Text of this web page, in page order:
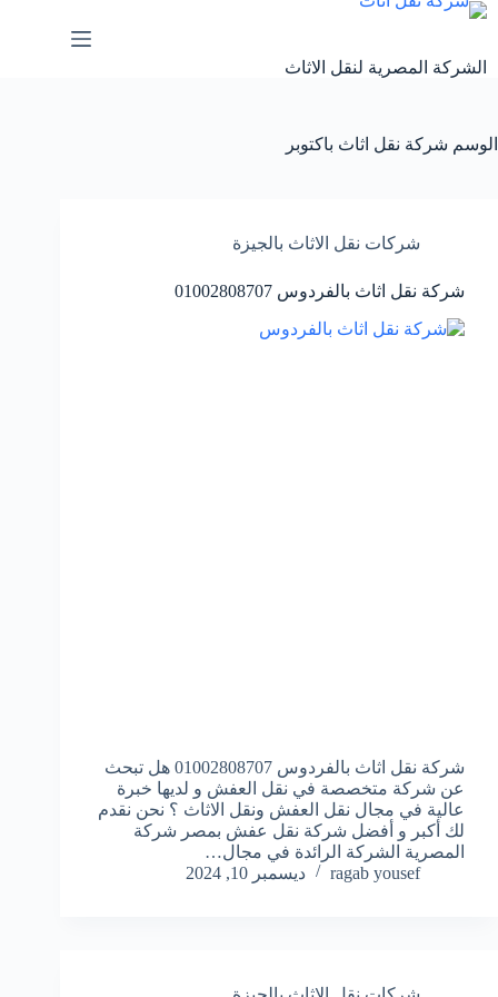
التجاوز
الشركة المصرية لنقل الاثاث
الوسم شركة نقل اثاث باكتوبر
شركات نقل الاثاث بالجيزة
شركة نقل اثاث بالفردوس 01002808707
شركة نقل اثاث بالفردوس 01002808707 هل تبحث
عن شركة متخصصة في نقل العفش و لديها خبرة
عالية في مجال نقل العفش ونقل الاثاث ؟ نحن نقدم
لك أكبر و أفضل شركة نقل عفش بمصر شركة
المصرية الشركة الرائدة في مجال…
ragab yousef
ديسمبر 10, 2024